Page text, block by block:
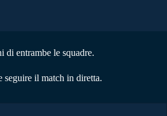
di entrambe le squadre.
il match in diretta.